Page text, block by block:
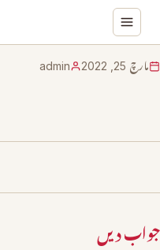
مارچ 25, 2022 admin
جواب دیں